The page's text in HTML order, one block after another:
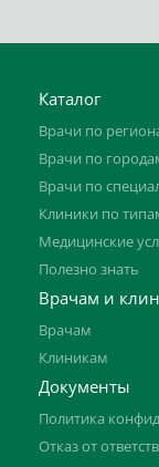
Каталог
Врачи по
Врачи по
Врачи по
Клиники по
Медицинские
Полезно знать
Врачам и
Врачам
Клиникам
Документы
Политика
Отказ от